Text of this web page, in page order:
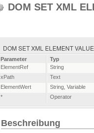
DOM SET XML
DOM SET XML ELEMENT
Parameter
Typ
ElementRef
String
xPath
Text
ElementWert
String Variable
*
Operator
Beschreibung